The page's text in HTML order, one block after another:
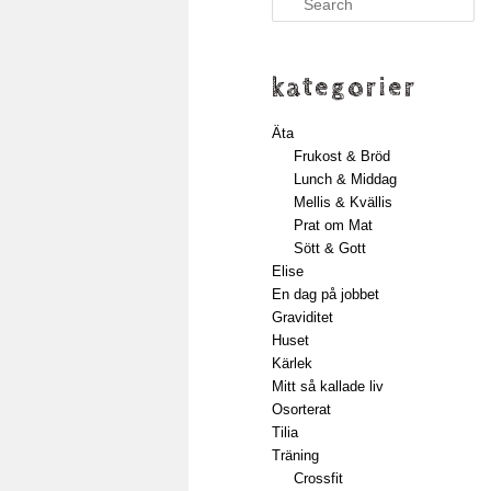
kategorier
Äta
Frukost & Bröd
Lunch & Middag
Mellis & Kvällis
Prat om Mat
Sött & Gott
Elise
En dag på jobbet
Graviditet
Huset
Kärlek
Mitt så kallade liv
Osorterat
Tilia
Träning
Crossfit